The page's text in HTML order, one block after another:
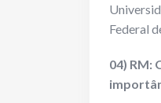
Federal
04) RM: